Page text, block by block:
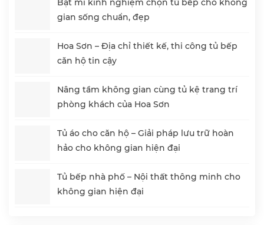
Bật mí kinh nghiệm chọn tủ bếp cho không
gian sống chuẩn, đẹp
Hoa Sơn – Địa chỉ thiết kế, thi công tủ bếp
căn hộ tin cậy
Nâng tầm không gian cùng tủ kệ trang trí
phòng khách của Hoa Sơn
Tủ áo cho căn hộ – Giải pháp lưu trữ hoàn
hảo cho không gian hiện đại
Tủ bếp nhà phố – Nội thất thông minh cho
không gian hiện đại